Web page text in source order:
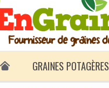
GRAINES POTAGÈRES